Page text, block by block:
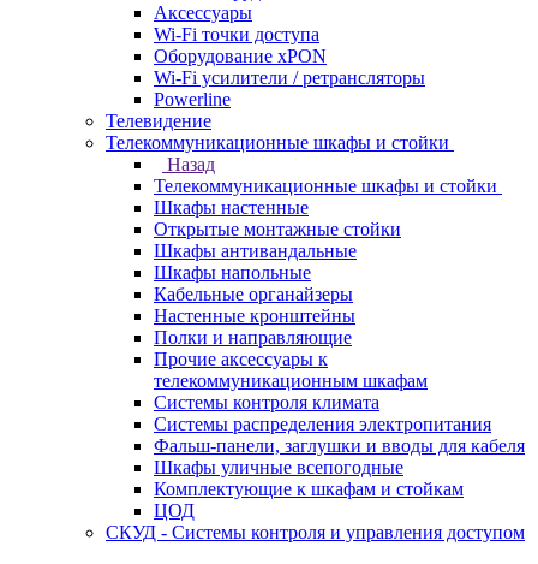
Аксессуары
Wi-Fi точки доступа
Оборудование хPON
Wi-Fi усилители / ретрансляторы
Powerline
Телевидение
Телекоммуникационные шкафы и стойки
Назад
Телекоммуникационные шкафы и стойки
Шкафы настенные
Открытые монтажные стойки
Шкафы антивандальные
Шкафы напольные
Кабельные органайзеры
Настенные кронштейны
Полки и направляющие
Прочие аксессуары к
телекоммуникационным шкафам
Системы контроля климата
Системы распределения электропитания
Фальш-панели, заглушки и вводы для кабеля
Шкафы уличные всепогодные
Комплектующие к шкафам и стойкам
ЦОД
СКУД - Системы контроля и управления доступом